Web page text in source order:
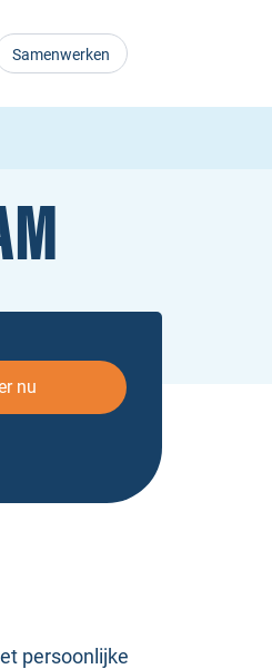
Samenwerken
nu
persoonlijke